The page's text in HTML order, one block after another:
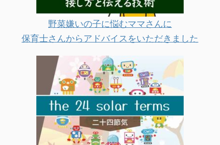
野菜嫌いの子に悩むママさんに
保育士さんからアドバイスをいただきました